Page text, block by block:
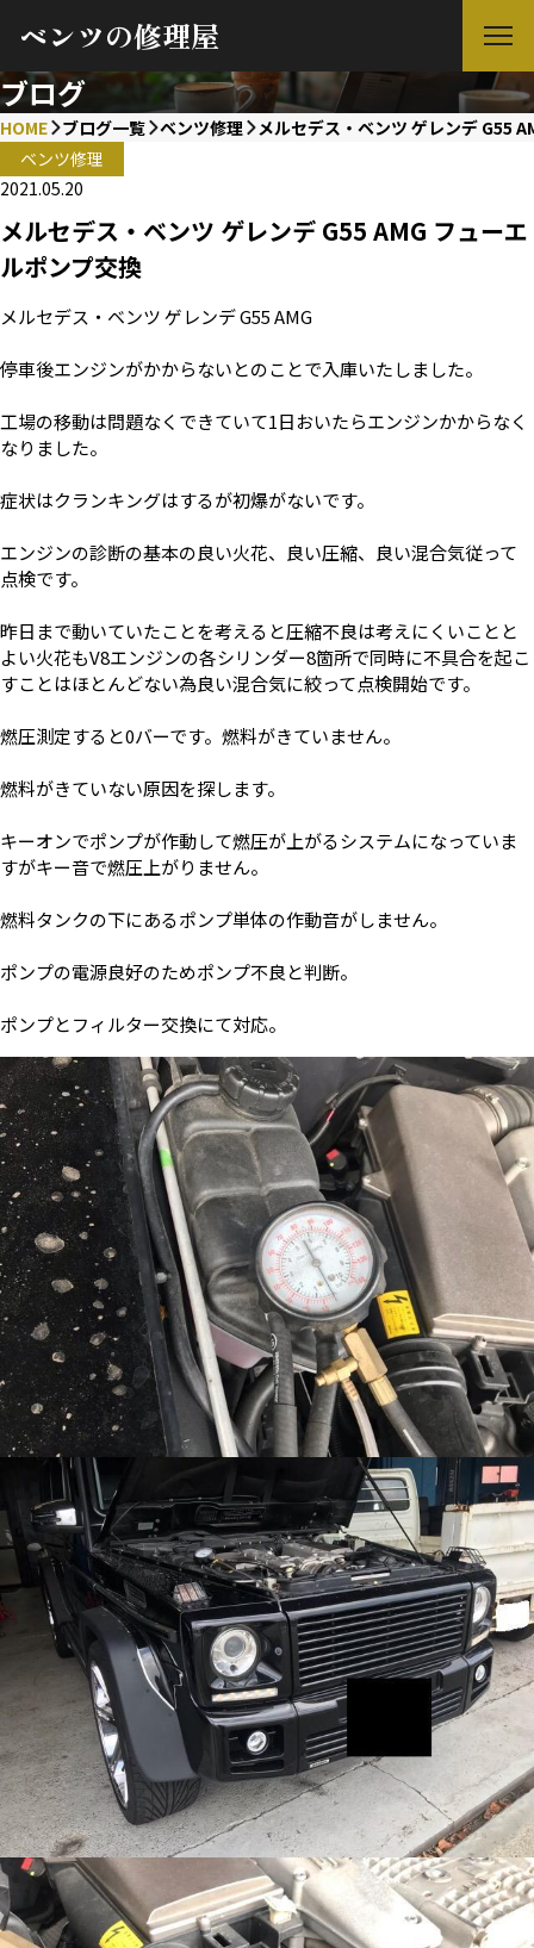
ベンツの修理屋
ブログ
HOME ブログ一覧 ベンツ修理
メルセデス・ベンツ ゲレンデ G55
ベンツ修理
2021.05.20
メルセデス・ベンツ ゲレンデ G55 AMG フューエ
ルポンプ交換
メルセデス・ベンツ ゲレンデ G55 AMG
停車後エンジンがかからないとのことで入庫いたしました。
工場の移動は問題なくできていて1日おいたらエンジンかからなく
なりました。
症状はクランキングはするが初爆がないです。
エンジンの診断の基本の良い火花、良い圧縮、良い混合気従って
点検です。
昨日まで動いていたことを考えると圧縮不良は考えにくいことと
よい火花もV8エンジンの各シリンダー8箇所で同時に不具合を起こ
すことはほとんどない為良い混合気に絞って点検開始です。
燃圧測定すると0バーです。燃料がきていません。
燃料がきていない原因を探します。
キーオンでポンプが作動して燃圧が上がるシステムになっていま
すがキー音で燃圧上がりません。
燃料タンクの下にあるポンプ単体の作動音がしません。
ポンプの電源良好のためポンプ不良と判断。
ポンプとフィルター交換にて対応。